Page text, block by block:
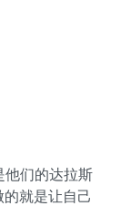
们的达拉斯
就是让自己